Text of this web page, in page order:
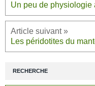
Les péridotites du
RECHERCHE